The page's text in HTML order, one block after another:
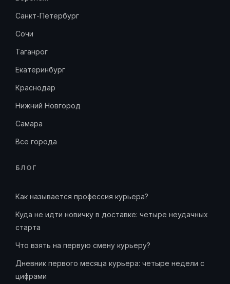
Санкт-Петербург
Сочи
Таганрог
Екатеринбург
Краснодар
Нижний Новгород
Самара
Все города
БЛОГ
Как называется профессия курьера?
Куда не идти новичку в доставке: четыре неудачных
старта
Что взять на первую смену курьеру?
Дневник первого месяца курьера: четыре недели с
цифрами